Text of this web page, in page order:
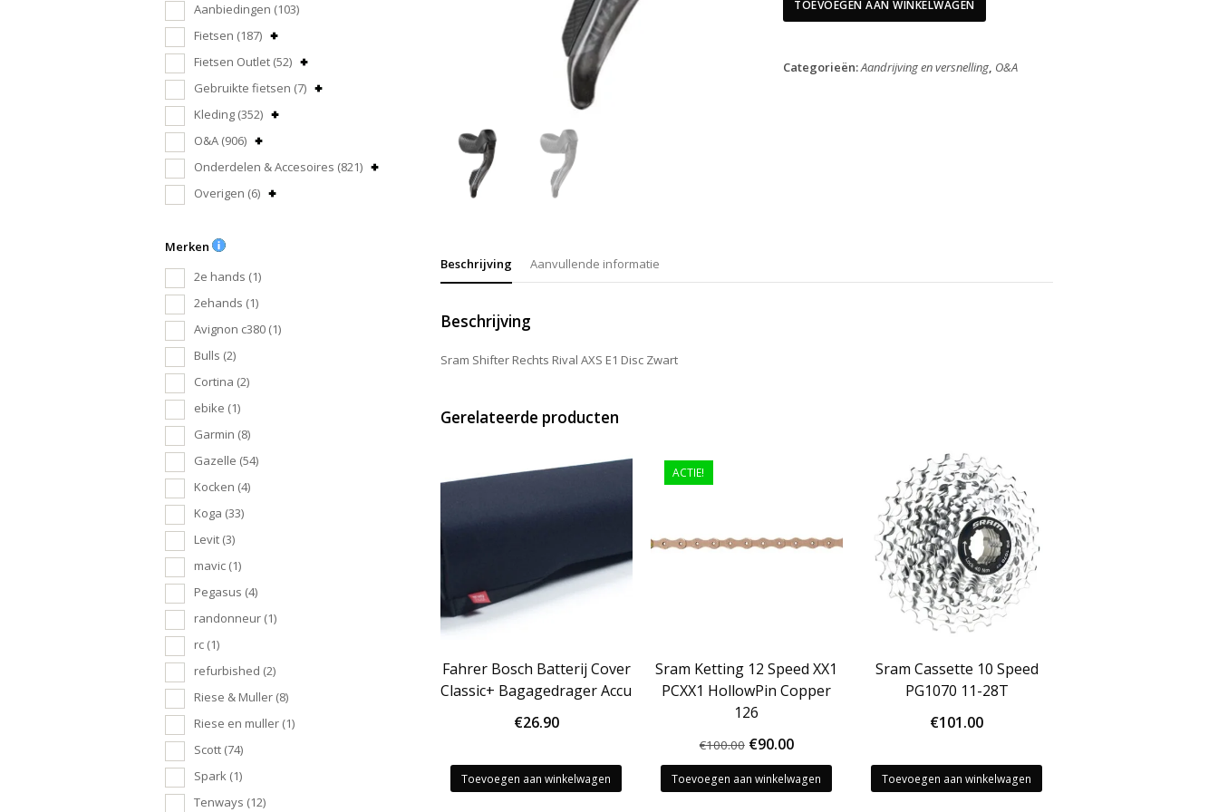
Aanbiedingen (103)
Fietsen (187)
Fietsen Outlet (52)
Gebruikte fietsen (7)
Kleding (352)
O&A (906)
Onderdelen & Accesoires (821)
Overigen (6)
Merken
2e hands (1)
2ehands (1)
Avignon c380 (1)
Bulls (2)
Cortina (2)
ebike (1)
Garmin (8)
Gazelle (54)
Kocken (4)
Koga (33)
Levit (3)
mavic (1)
Pegasus (4)
randonneur (1)
rc (1)
refurbished (2)
Riese & Muller (8)
Riese en muller (1)
Scott (74)
Spark (1)
Tenways (12)
Rival
Disc
TOEVOEGEN AAN WINKELWAGEN
Categorieën:Aandrijving en versnelling, O&A
Beschrijving Aanvullende informatie
Beschrijving
Sram Shifter Rechts Rival AXS E1 Disc Zwart
Gerelateerde producten
Fahrer Bosch Batterij Cover
Classic+ Bagagedrager Accu
€26.90
Toevoegen aan winkelwagen
ACTIE!
Sram Ketting 12 Speed XX1
PCXX1 HollowPin Copper
126
€100.00 Oorspronkelijke
prijs
was:
€90.00Huidige
prijs
is:
Toevoegen aan winkelwagen
Sram Cassette 10 Speed
PG1070 11-28T
€101.00
Toevoegen aan winkelwagen